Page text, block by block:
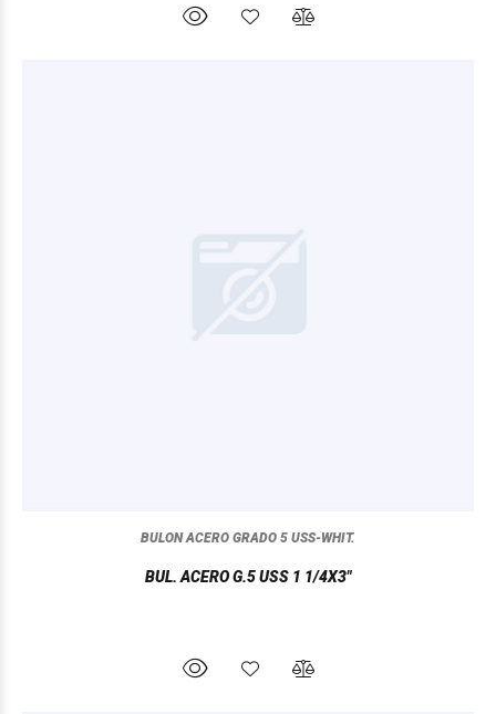
BULON ACERO GRADO 5 USS-WHIT.
BUL. ACERO G.5 USS 1 1/4X3"